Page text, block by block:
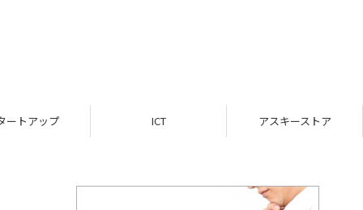
ICT アスキーストア インフォメーション